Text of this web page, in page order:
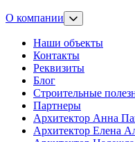
О компании
Наши объекты
Контакты
Реквизиты
Блог
Строительные
Партнеры
Архитектор Анна
Архитектор Елена